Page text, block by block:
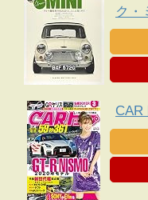
ク・
CAR